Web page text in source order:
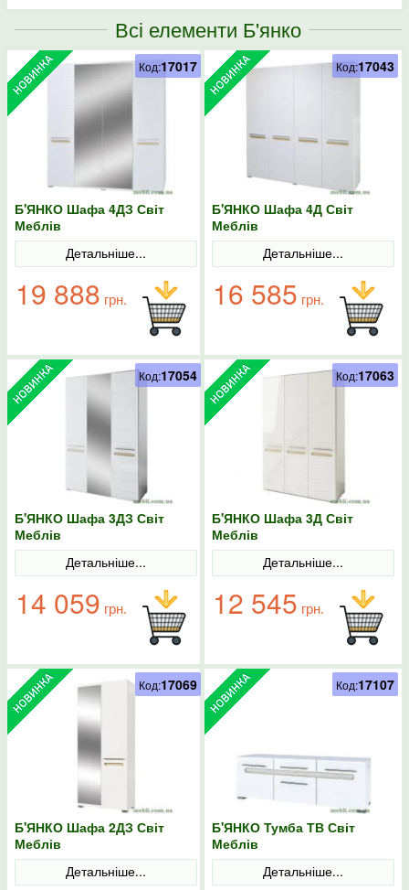
Всі елементи Б'янко
Б'ЯНКО Шафа 4ДЗ Світ
Меблів
Детальніше...
19 888 грн.
Код:17017
Б'ЯНКО Шафа 4Д Світ
Меблів
Детальніше...
16 585 грн.
Код:17043
Б'ЯНКО Шафа 3ДЗ Світ
Меблів
Детальніше...
14 059 грн.
Код:17054
Б'ЯНКО Шафа 3Д Світ
Меблів
Детальніше...
12 545 грн.
Код:17063
Б'ЯНКО Шафа 2ДЗ Світ
Меблів
Детальніше...
Код:17069
Б'ЯНКО Тумба ТВ Світ
Меблів
Детальніше...
Код:17107